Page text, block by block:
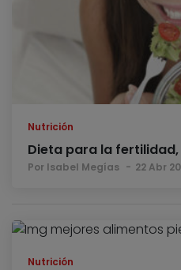
Nutrición
Dieta para la fertilidad,
Por Isabel Megías 22 Abr
Nutrición